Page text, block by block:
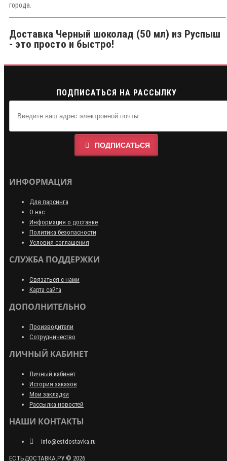
города.
Доставка Черный шоколад (50 мл) из Руспыш
- это просто и быстро!
ПОДПИСАТЬСЯ НА РАССЫЛКУ
ПОДПИСАТЬСЯ
ИНФОРМАЦИЯ
Для парсинга
О нас
Информация о доставке
Политика безопасности
Условия соглашения
СЛУЖБА ПОДДЕРЖКИ
Связаться с нами
Карта сайта
ДОПОЛНИТЕЛЬНО
Производители
Сотрудничество
ЛИЧНЫЙ КАБИНЕТ
Личный кабинет
История заказов
Мои закладки
Рассылка новостей
НАШИ КОНТАКТЫ
info@estdostavka.ru
ЕСТЬДОСТАВКА.РУ © 2026